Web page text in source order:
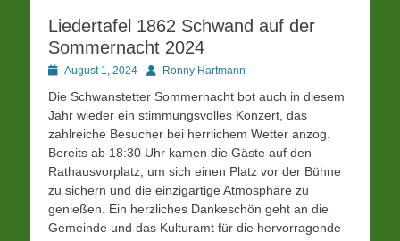
Liedertafel 1862 Schwand auf der
Sommernacht 2024
PostedAugust 1, 2024 AutorRonny Hartmann
Die Schwanstetter Sommernacht bot auch in diesem
Jahr wieder ein stimmungsvolles Konzert, das
zahlreiche Besucher bei herrlichem Wetter anzog.
Bereits ab 18:30 Uhr kamen die Gäste auf den
Rathausvorplatz, um sich einen Platz vor der Bühne
zu sichern und die einzigartige Atmosphäre zu
genießen. Ein herzliches Dankeschön geht an die
Gemeinde und das Kulturamt für die hervorragende